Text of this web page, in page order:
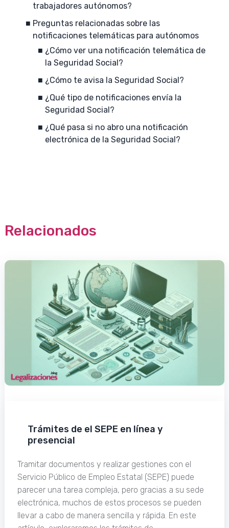
trabajadores autónomos?
Preguntas relacionadas sobre las
notificaciones telemáticas para autónomos
¿Cómo ver una notificación telemática de
la Seguridad Social?
¿Cómo te avisa la Seguridad Social?
¿Qué tipo de notificaciones envía la
Seguridad Social?
¿Qué pasa si no abro una notificación
electrónica de la Seguridad Social?
Relacionados
Trámites de el SEPE en línea y
presencial
Tramitar documentos y realizar gestiones con el
Servicio Público de Empleo Estatal (SEPE) puede
parecer una tarea compleja, pero gracias a su sede
electrónica, muchos de estos procesos se pueden
llevar a cabo de manera sencilla y rápida. En este